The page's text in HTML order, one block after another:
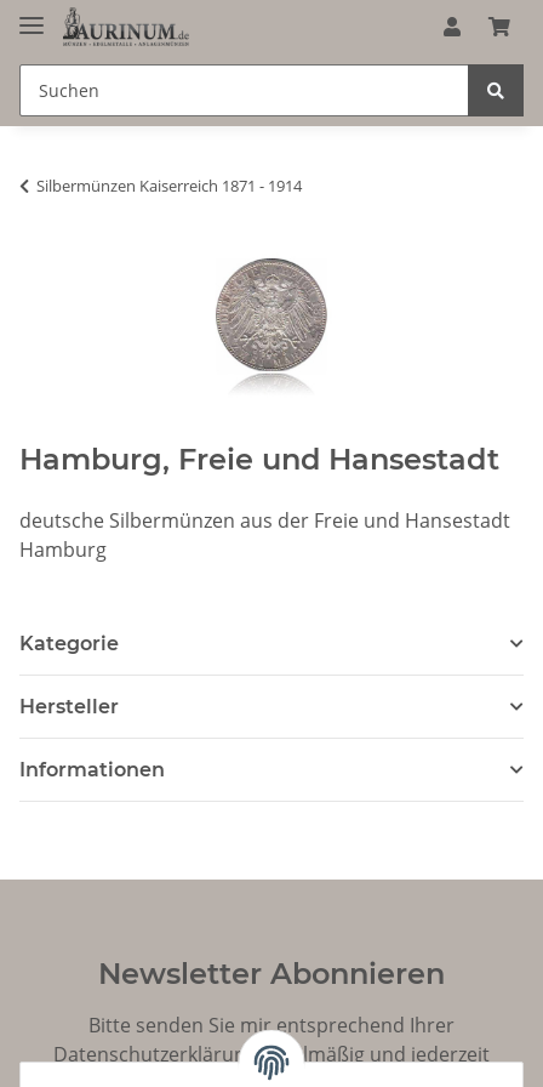
Silbermünzen Kaiserreich 1871 - 1914
Hamburg, Freie und Hansestadt
deutsche Silbermünzen aus der Freie und Hansestadt
Hamburg
Kategorie
Hersteller
Informationen
Newsletter Abonnieren
Bitte senden Sie mir entsprechend Ihrer
Datenschutzerklärungregelmäßig und jederzeit